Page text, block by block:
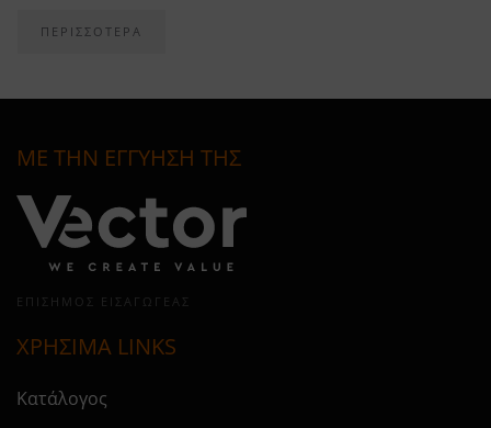
ΠΕΡΙΣΣΟΤΕΡΑ
ΜΕ ΤΗΝ ΕΓΓΥΗΣΗ ΤΗΣ
ΕΠΊΣΗΜΟΣ ΕΙΣΑΓΩΓΈΑΣ
ΧΡΗΣΙΜΑ LINKS
Κατάλογος